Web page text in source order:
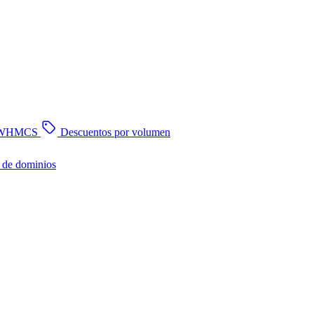
Descuentos por volumen
dominios